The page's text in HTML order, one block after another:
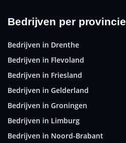
Bedrijven per provincie
Bedrijven in Drenthe
Bedrijven in Flevoland
Bedrijven in Friesland
Bedrijven in Gelderland
Bedrijven in Groningen
Bedrijven in Limburg
Bedrijven in Noord-Brabant